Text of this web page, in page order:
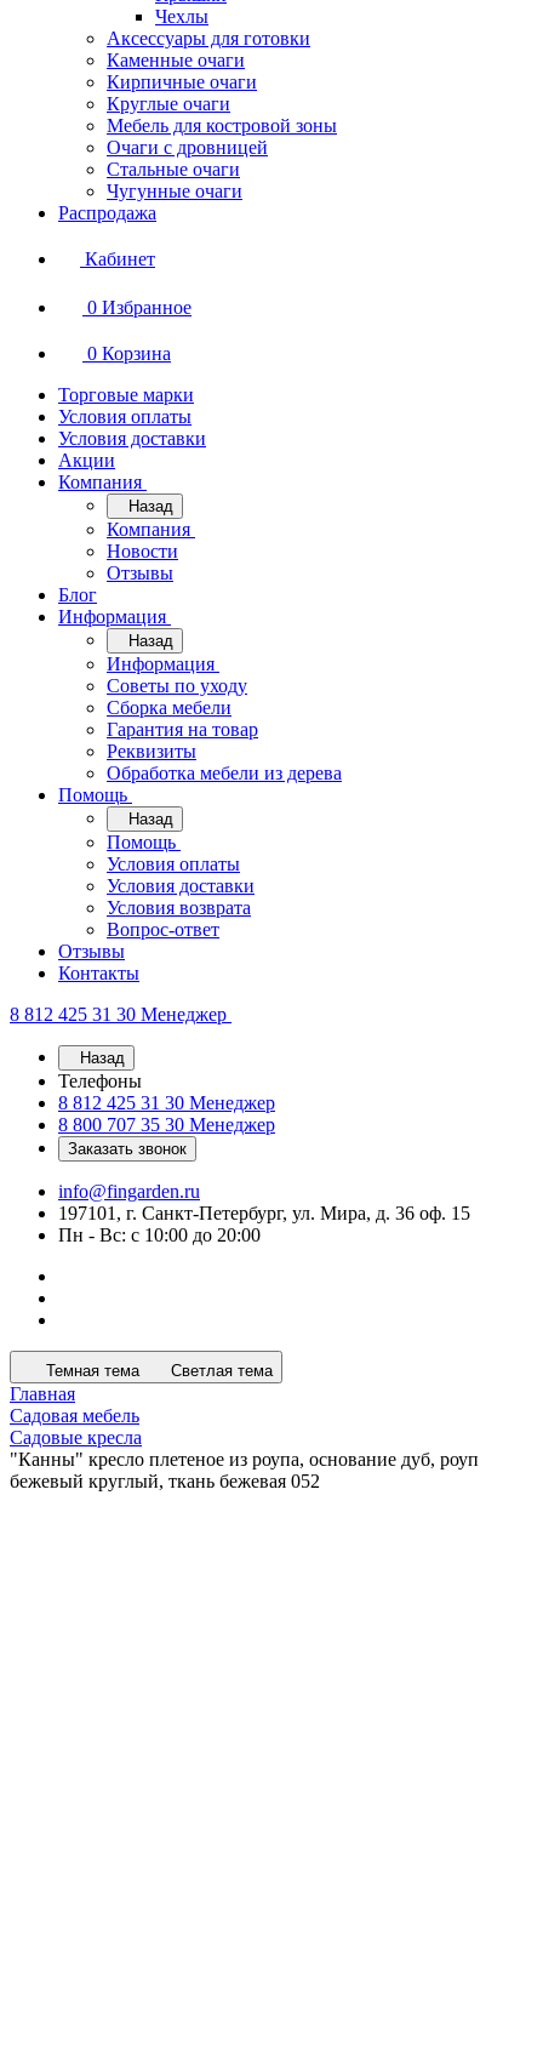
Чехлы
Аксессуары для готовки
Каменные очаги
Кирпичные очаги
Круглые очаги
Мебель для костровой зоны
Очаги с дровницей
Стальные очаги
Чугунные очаги
Распродажа
Кабинет
0 Избранное
0 Корзина
Торговые марки
Условия оплаты
Условия доставки
Акции
Компания
Назад
Компания
Новости
Отзывы
Блог
Информация
Назад
Информация
Советы по уходу
Сборка мебели
Гарантия на товар
Реквизиты
Обработка мебели из дерева
Помощь
Назад
Помощь
Условия оплаты
Условия доставки
Условия возврата
Вопрос-ответ
Отзывы
Контакты
8 812 425 31 30 Менеджер
Назад
Телефоны
8 812 425 31 30 Менеджер
8 800 707 35 30 Менеджер
Заказать звонок
info@fingarden.ru
197101, г. Санкт-Петербург, ул. Мира, д. 36 оф. 15
Пн - Вс: с 10:00 до 20:00
Темная тема Светлая тема
Главная
Садовая мебель
Садовые кресла
"Канны" кресло плетеное из роупа, основание дуб, роуп
бежевый круглый, ткань бежевая 052